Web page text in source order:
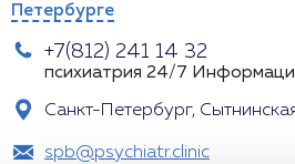
Петербурге
+7(812) 241 14 32
психиатрия 24/7
Санкт-Петербург,
spb@psychiatr.clinic